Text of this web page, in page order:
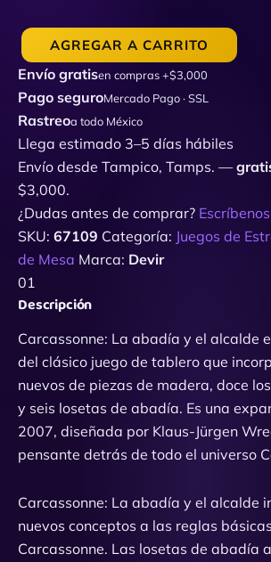
AGREGAR A CARRITO
Envío gratisen compras +$3,000
Pago seguroMercado Pago · SSL
Rastreoa todo México
Llega estimado 3–5 días hábiles
Envío desde Tampico, Tamps. —
$3,000.
¿Dudas antes de comprar?
SKU: 67109 Categoría: Juegos de
de Mesa Marca: Devir
01
Descripción
Carcassonne: La abadía y el alcalde
del clásico juego de tablero que
nuevos de piezas de madera, doce
y seis losetas de abadía. Es una
2007, diseñada por Klaus-Jürgen
pensante detrás de todo el universo
Carcassonne: La abadía y el alcalde
nuevos conceptos a las reglas
Carcassonne. Las losetas de abadía